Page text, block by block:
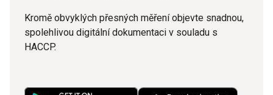
Kromě obvyklých přesných měření objevte snadnou,
spolehlivou digitální dokumentaci v souladu s
HACCP.